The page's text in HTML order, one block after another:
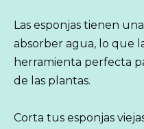
Las esponjas tienen
absorber agua, lo que
herramienta perfecta
de las plantas.
Corta tus esponjas